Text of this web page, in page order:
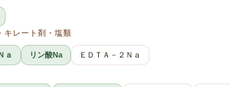
キレート剤・塩類
ａ リン酸Na
ＥＤＴＡ－２Ｎａ